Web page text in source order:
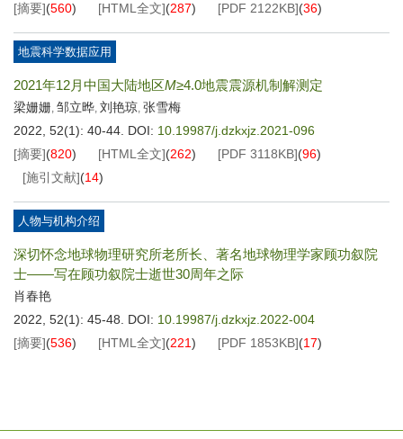
[摘要](560) [HTML全文](287) [PDF 2122KB](36)
地震科学数据应用
2021年12月中国大陆地区M≥4.0地震震源机制解测定
梁姗姗, 邹立晔, 刘艳琼, 张雪梅
2022, 52(1): 40-44. DOI: 10.19987/j.dzkxjz.2021-096
[摘要](820) [HTML全文](262) [PDF 3118KB](96)
[施引文献](14)
人物与机构介绍
深切怀念地球物理研究所老所长、著名地球物理学家顾功叙院
士——写在顾功叙院士逝世30周年之际
肖春艳
2022, 52(1): 45-48.
DOI: 10.19987/j.dzkxjz.2022-004
[摘要](536) [HTML全文](221) [PDF 1853KB](17)